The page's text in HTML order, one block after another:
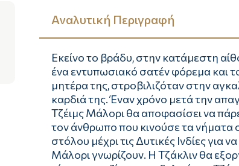
Αναλυτική Περιγραφή
Εκείνο το βράδυ, στην κατάμεστη
ένα εντυπωσιακό σατέν φόρεμα και
μητέρα της, στροβιλιζόταν στην
καρδιά της. Έναν χρόνο μετά την
Τζέιμς Μάλορι θα αποφασίσει να
τον άνθρωπο που κινούσε τα νήματα
στόλου μέχρι τις Δυτικές Ινδίες για
Μάλορι γνωρίζουν. Η Τζάκλιν θα